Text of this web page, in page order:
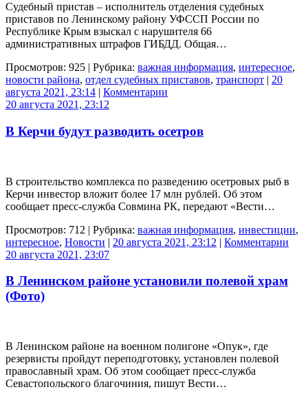
Судебный пристав – исполнитель отделения судебных
приставов по Ленинскому району УФССП России по
Республике Крым взыскал с нарушителя 66
административных штрафов ГИБДД. Общая…
Просмотров: 925 | Рубрика: важная информация, интересное,
новости района, отдел судебных приставов, транспорт | 20
августа 2021, 23:14 | Комментарии
20 августа 2021, 23:12
В Керчи будут разводить осетров
В строительство комплекса по разведению осетровых рыб в
Керчи инвестор вложит более 17 млн рублей. Об этом
сообщает пресс-служба Совмина РК, передают «Вести…
Просмотров: 712 | Рубрика: важная информация, инвестиции,
интересное, Новости | 20 августа 2021, 23:12 | Комментарии
20 августа 2021, 23:07
В Ленинском районе установили полевой храм
(Фото)
В Ленинском районе на военном полигоне «Опук», где
резервисты пройдут переподготовку, установлен полевой
православный храм. Об этом сообщает пресс-служба
Севастопольского благочиния, пишут Вести…